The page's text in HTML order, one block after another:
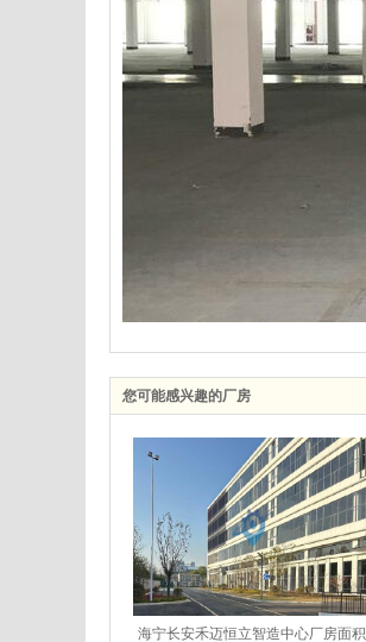
您可能感兴趣的厂房
海宁长安禾迈恒立智造中心厂房面积